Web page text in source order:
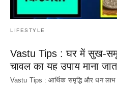
LIFESTYLE
Vastu Tips : घर में सुख-
चावल का यह उपाय माना
Vastu Tips : आर्थिक समृद्धि और धन